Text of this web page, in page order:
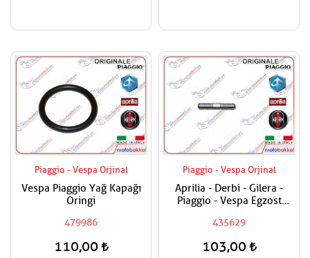
Piaggio - Vespa Orjinal
Vespa Piaggio Yağ Kapağı
Oringi
479986
110,00
Piaggio - Vespa Orjinal
Aprilia - Derbi - Gilera -
Piaggio - Vespa Egzost
Fiyatıdır
435629
103,00